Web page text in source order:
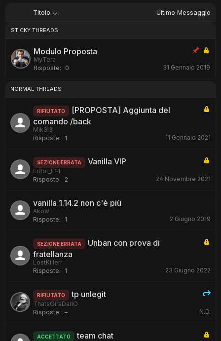
Titolo ↓ Ultimo Messaggio
STICKY THREADS
Modulo Proposta
MyTera
Risposte:
0 31 Gennaio 2019
NORMAL THREADS
RIFIUTATO
[PROPOSTA] Aggiunta del
comando /back
Mik3l3_
Risposte:
1 11 Gennaio 2021
SEZIONE ERRATA Vanilla VIP
ErRor_F14
Risposte:
2 24 Novembre 2021
vanilla 1.14.2 non c'è più
Akow
Risposte:
1 2 Giugno 2019
SEZIONE ERRATA
Unban con prova di
fratellanza
LostKillerr
Risposte:
1 23 Giugno 2022
RIFIUTATO tp unlegit
ThatsOiraDariO
Risposte: – N.D.
ACCETTATO team chat